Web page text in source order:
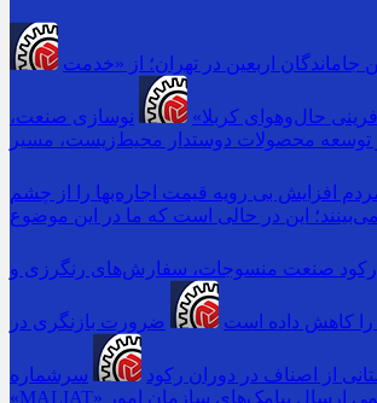
جاماندگان اربعین در تهران؛ از «خدمت
حال‌وهوای کربلا»
نوسازی صنعت،
و توسعه محصولات دوستدار محیط‌زیست، مسیر
افزایش بی رویه قیمت اجاره‌بها را از چشم
این در حالی است که ما در این موضوع
رکود صنعت منسوجات، سفارش‌های رنگرزی و
را کاهش داده است ضرورت بازنگری در
از اصناف در دوران رکود
سرشماره
«MALIAT» تنها مرجع رسمی ارسال پیامک‌های سازمان امور